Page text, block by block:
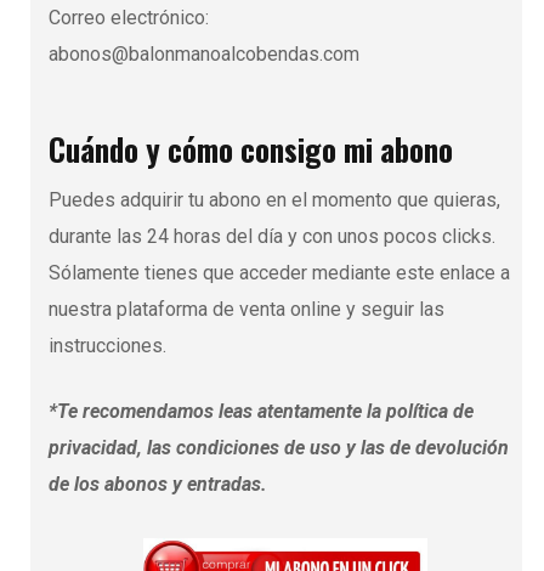
Correo electrónico:
abonos@balonmanoalcobendas.com
Cuándo y cómo consigo mi abono
Puedes adquirir tu abono en el momento que quieras,
durante las 24 horas del día y con unos pocos clicks.
Sólamente tienes que acceder mediante este enlace a
nuestra plataforma de venta online y seguir las
instrucciones.
*Te recomendamos leas atentamente la política de
privacidad, las condiciones de uso y las de devolución
de los abonos y entradas.